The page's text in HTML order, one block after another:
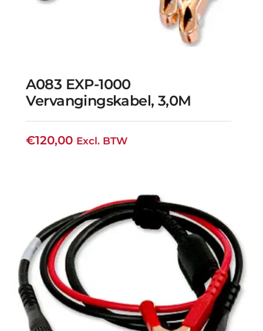
A083 EXP-1000
Vervangingskabel, 3,0M
€120,00 Excl. BTW